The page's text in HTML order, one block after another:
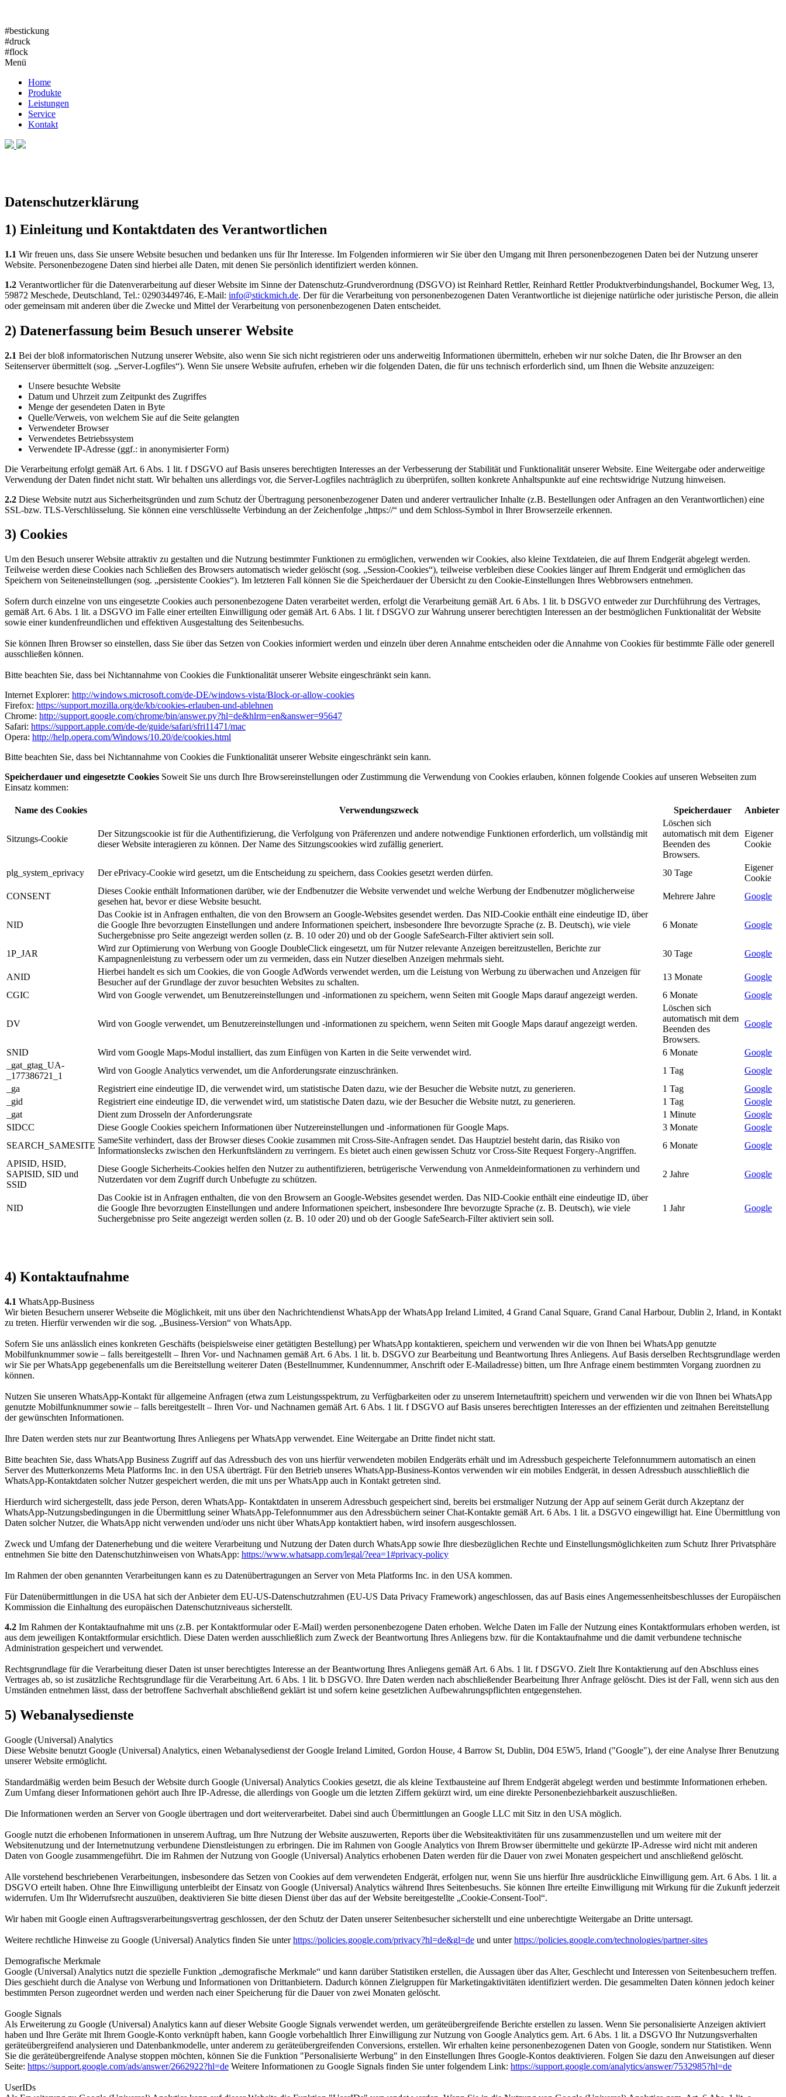
#bestickung
#druck
#flock
Menü
Home
Produkte
Leistungen
Service
Kontakt
Datenschutz­erklärung
1) Einleitung und Kontaktdaten des Verantwortlichen
1.1 Wir freuen uns, dass Sie unsere Website besuchen und bedanken uns für Ihr Interesse. Im Folgenden informieren wir Sie über den Umgang mit Ihren personenbezogenen Daten bei der Nutzung unserer
Website. Personenbezogene Daten sind hierbei alle Daten, mit denen Sie persönlich identifiziert werden können.
1.2 Verantwortlicher für die Datenverarbeitung auf dieser Website im Sinne der Datenschutz-Grundverordnung (DSGVO) ist Reinhard Rettler, Reinhard Rettler Produktverbindungshandel, Bockumer Weg, 13,
59872 Meschede, Deutschland, Tel.: 02903449746, E-Mail: info@stickmich.de. Der für die Verarbeitung von personenbezogenen Daten Verantwortliche ist diejenige natürliche oder juristische Person, die allein
oder gemeinsam mit anderen über die Zwecke und Mittel der Verarbeitung von personenbezogenen Daten entscheidet.
2) Datenerfassung beim Besuch unserer Website
2.1 Bei der bloß informatorischen Nutzung unserer Website, also wenn Sie sich nicht registrieren oder uns anderweitig Informationen übermitteln, erheben wir nur solche Daten, die Ihr Browser an den
Seitenserver übermittelt (sog. „Server-Logfiles“). Wenn Sie unsere Website aufrufen, erheben wir die folgenden Daten, die für uns technisch erforderlich sind, um Ihnen die Website anzuzeigen:
Unsere besuchte Website
Datum und Uhrzeit zum Zeitpunkt des Zugriffes
Menge der gesendeten Daten in Byte
Quelle/Verweis, von welchem Sie auf die Seite gelangten
Verwendeter Browser
Verwendetes Betriebssystem
Verwendete IP-Adresse (ggf.: in anonymisierter Form)
Die Verarbeitung erfolgt gemäß Art. 6 Abs. 1 lit. f DSGVO auf Basis unseres berechtigten Interesses an der Verbesserung der Stabilität und Funktionalität unserer Website. Eine Weitergabe oder anderweitige
Verwendung der Daten findet nicht statt. Wir behalten uns allerdings vor, die Server-Logfiles nachträglich zu überprüfen, sollten konkrete Anhaltspunkte auf eine rechtswidrige Nutzung hinweisen.
2.2 Diese Website nutzt aus Sicherheitsgründen und zum Schutz der Übertragung personenbezogener Daten und anderer vertraulicher Inhalte (z.B. Bestellungen oder Anfragen an den Verantwortlichen) eine
SSL-bzw. TLS-Verschlüsselung. Sie können eine verschlüsselte Verbindung an der Zeichenfolge „https://“ und dem Schloss-Symbol in Ihrer Browserzeile erkennen.
3) Cookies
Um den Besuch unserer Website attraktiv zu gestalten und die Nutzung bestimmter Funktionen zu ermöglichen, verwenden wir Cookies, also kleine Textdateien, die auf Ihrem Endgerät abgelegt werden.
Teilweise werden diese Cookies nach Schließen des Browsers automatisch wieder gelöscht (sog. „Session-Cookies“), teilweise verbleiben diese Cookies länger auf Ihrem Endgerät und ermöglichen das
Speichern von Seiteneinstellungen (sog. „persistente Cookies“). Im letzteren Fall können Sie die Speicherdauer der Übersicht zu den Cookie-Einstellungen Ihres Webbrowsers entnehmen.
Sofern durch einzelne von uns eingesetzte Cookies auch personenbezogene Daten verarbeitet werden, erfolgt die Verarbeitung gemäß Art. 6 Abs. 1 lit. b DSGVO entweder zur Durchführung des Vertrages,
gemäß Art. 6 Abs. 1 lit. a DSGVO im Falle einer erteilten Einwilligung oder gemäß Art. 6 Abs. 1 lit. f DSGVO zur Wahrung unserer berechtigten Interessen an der bestmöglichen Funktionalität der Website
sowie einer kundenfreundlichen und effektiven Ausgestaltung des Seitenbesuchs.
Sie können Ihren Browser so einstellen, dass Sie über das Setzen von Cookies informiert werden und einzeln über deren Annahme entscheiden oder die Annahme von Cookies für bestimmte Fälle oder generell
ausschließen können.
Bitte beachten Sie, dass bei Nichtannahme von Cookies die Funktionalität unserer Website eingeschränkt sein kann.
Internet Explorer: http://windows.microsoft.com/de-DE/windows-vista/Block-or-allow-cookies
Firefox: https://support.mozilla.org/de/kb/cookies-erlauben-und-ablehnen
Chrome: http://support.google.com/chrome/bin/answer.py?hl=de&hlrm=en&answer=95647
Safari: https://support.apple.com/de-de/guide/safari/sfri11471/mac
Opera: http://help.opera.com/Windows/10.20/de/cookies.html
Bitte beachten Sie, dass bei Nichtannahme von Cookies die Funktionalität unserer Website eingeschränkt sein kann.
Speicherdauer und eingesetzte Cookies Soweit Sie uns durch Ihre Browsereinstellungen oder Zustimmung die Verwendung von Cookies erlauben, können folgende Cookies auf unseren Webseiten zum
Einsatz kommen:
Name des Cookies Verwendungs­zweck Speicherdauer Anbieter
Sitzungs-Cookie
Der Sitzungscookie ist für die Authentifizierung, die Verfolgung von Präferenzen und andere notwendige Funktionen erforderlich, um vollständig mit
dieser Website interagieren zu können. Der Name des Sitzungscookies wird zufällig generiert.
Löschen sich
automatisch mit dem
Beenden des
Browsers.
Eigener
Cookie
plg_system­_eprivacy Der ePrivacy-Cookie wird gesetzt, um die Entscheidung zu speichern, dass Cookies gesetzt werden dürfen. 30 Tage
Eigener
Cookie
CONSENT
Dieses Cookie enthält Informationen darüber, wie der Endbenutzer die Website verwendet und welche Werbung der Endbenutzer möglicherweise
gesehen hat, bevor er diese Website besucht.
Mehrere Jahre Google
NID
Das Cookie ist in Anfragen enthalten, die von den Browsern an Google-Websites gesendet werden. Das NID-Cookie enthält eine eindeutige ID, über
die Google Ihre bevorzugten Einstellungen und andere Informationen speichert, insbesondere Ihre bevorzugte Sprache (z. B. Deutsch), wie viele
Suchergebnisse pro Seite angezeigt werden sollen (z. B. 10 oder 20) und ob der Google SafeSearch-Filter aktiviert sein soll.
6 Monate Google
1P_JAR
Wird zur Optimierung von Werbung von Google DoubleClick eingesetzt, um für Nutzer relevante Anzeigen bereitzustellen, Berichte zur
Kampagnenleistung zu verbessern oder um zu vermeiden, dass ein Nutzer dieselben Anzeigen mehrmals sieht.
30 Tage Google
ANID
Hierbei handelt es sich um Cookies, die von Google AdWords verwendet werden, um die Leistung von Werbung zu überwachen und Anzeigen für
Besucher auf der Grundlage der zuvor besuchten Websites zu schalten.
13 Monate
Google
CGIC
Wird von Google verwendet, um Benutzer­einstellungen und -informationen zu speichern, wenn Seiten mit Google Maps darauf angezeigt werden. 6 Monate Google
DV Wird von Google verwendet, um Benutzer­einstellungen und -informationen zu speichern, wenn Seiten mit Google Maps darauf angezeigt werden.
Löschen sich
automatisch mit dem
Beenden des
Browsers.
Google
SNID Wird vom Google Maps-Modul installiert, das zum Einfügen von Karten in die Seite verwendet wird. 6 Monate
Google
_gat_gtag_UA­
_177386721_1
Wird von Google Analytics verwendet, um die Anforderungsrate einzuschränken. 1 Tag
Google
_ga
Registriert eine eindeutige ID, die verwendet wird, um statistische Daten dazu, wie der Besucher die Website nutzt, zu generieren. 1 Tag
Google
_gid
Registriert eine eindeutige ID, die verwendet wird, um statistische Daten dazu, wie der Besucher die Website nutzt, zu generieren. 1 Tag
Google
_gat
Dient zum Drosseln der Anforderungsrate 1 Minute
Google
SIDCC
Diese Google Cookies speichern Informationen über Nutzereinstellungen und -informationen für Google Maps. 3 Monate
Google
SEARCH_SAMESITE
SameSite verhindert, dass der Browser dieses Cookie zusammen mit Cross-Site-Anfragen sendet. Das Hauptziel besteht darin, das Risiko von
Informationslecks zwischen den Herkunftsländern zu verringern. Es bietet auch einen gewissen Schutz vor Cross-Site Request Forgery-Angriffen.
6 Monate
Google
APISID, HSID,
SAPISID, SID und
SSID
Diese Google Sicherheits-Cookies helfen den Nutzer zu authentifizieren, betrügerische Verwendung von Anmeldeinformationen zu verhindern und
Nutzerdaten vor dem Zugriff durch Unbefugte zu schützen.
2 Jahre Google
NID
Das Cookie ist in Anfragen enthalten, die von den Browsern an Google-Websites gesendet werden. Das NID-Cookie enthält eine eindeutige ID, über
die Google Ihre bevorzugten Einstellungen und andere Informationen speichert, insbesondere Ihre bevorzugte Sprache (z. B. Deutsch), wie viele
Suchergebnisse pro Seite angezeigt werden sollen (z. B. 10 oder 20) und ob der Google SafeSearch-Filter aktiviert sein soll.
1 Jahr Google
4) Kontaktaufnahme
4.1 WhatsApp-Business
Wir bieten Besuchern unserer Webseite die Möglichkeit, mit uns über den Nachrichtendienst WhatsApp der WhatsApp Ireland Limited, 4 Grand Canal Square, Grand Canal Harbour, Dublin 2, Irland, in Kontakt
zu treten. Hierfür verwenden wir die sog. „Business-Version“ von WhatsApp.
Sofern Sie uns anlässlich eines konkreten Geschäfts (beispielsweise einer getätigten Bestellung) per WhatsApp kontaktieren, speichern und verwenden wir die von Ihnen bei WhatsApp genutzte
Mobilfunknummer sowie – falls bereitgestellt – Ihren Vor- und Nachnamen gemäß Art. 6 Abs. 1 lit. b. DSGVO zur Bearbeitung und Beantwortung Ihres Anliegens. Auf Basis derselben Rechtsgrundlage werden
wir Sie per WhatsApp gegebenenfalls um die Bereitstellung weiterer Daten (Bestellnummer, Kundennummer, Anschrift oder E-Mailadresse) bitten, um Ihre Anfrage einem bestimmten Vorgang zuordnen zu
können.
Nutzen Sie unseren WhatsApp-Kontakt für allgemeine Anfragen (etwa zum Leistungsspektrum, zu Verfügbarkeiten oder zu unserem Internetauftritt) speichern und verwenden wir die von Ihnen bei WhatsApp
genutzte Mobilfunknummer sowie – falls bereitgestellt – Ihren Vor- und Nachnamen gemäß Art. 6 Abs. 1 lit. f DSGVO auf Basis unseres berechtigten Interesses an der effizienten und zeitnahen Bereitstellung
der gewünschten Informationen.
Ihre Daten werden stets nur zur Beantwortung Ihres Anliegens per WhatsApp verwendet. Eine Weitergabe an Dritte findet nicht statt.
Bitte beachten Sie, dass WhatsApp Business Zugriff auf das Adressbuch des von uns hierfür verwendeten mobilen Endgeräts erhält und im Adressbuch gespeicherte Telefonnummern automatisch an einen
Server des Mutterkonzerns Meta Platforms Inc. in den USA überträgt. Für den Betrieb unseres WhatsApp-Business-Kontos verwenden wir ein mobiles Endgerät, in dessen Adressbuch ausschließlich die
WhatsApp-Kontaktdaten solcher Nutzer gespeichert werden, die mit uns per WhatsApp auch in Kontakt getreten sind.
Hierdurch wird sichergestellt, dass jede Person, deren WhatsApp- Kontaktdaten in unserem Adressbuch gespeichert sind, bereits bei erstmaliger Nutzung der App auf seinem Gerät durch Akzeptanz der
WhatsApp-Nutzungsbedingungen in die Übermittlung seiner WhatsApp-Telefonnummer aus den Adressbüchern seiner Chat-Kontakte gemäß Art. 6 Abs. 1 lit. a DSGVO eingewilligt hat. Eine Übermittlung von
Daten solcher Nutzer, die WhatsApp nicht verwenden und/oder uns nicht über WhatsApp kontaktiert haben, wird insofern ausgeschlossen.
Zweck und Umfang der Datenerhebung und die weitere Verarbeitung und Nutzung der Daten durch WhatsApp sowie Ihre diesbezüglichen Rechte und Einstellungsmöglichkeiten zum Schutz Ihrer Privatsphäre
entnehmen Sie bitte den Datenschutzhinweisen von WhatsApp: https://www.whatsapp.com/legal/?eea=1#privacy-policy
Im Rahmen der oben genannten Verarbeitungen kann es zu Datenübertragungen an Server von Meta Platforms Inc. in den USA kommen.
Für Datenübermittlungen in die USA hat sich der Anbieter dem EU-US-Datenschutzrahmen (EU-US Data Privacy Framework) angeschlossen, das auf Basis eines Angemessenheitsbeschlusses der Europäischen
Kommission die Einhaltung des europäischen Datenschutzniveaus sicherstellt.
4.2 Im Rahmen der Kontaktaufnahme mit uns (z.B. per Kontaktformular oder E-Mail) werden personenbezogene Daten erhoben. Welche Daten im Falle der Nutzung eines Kontaktformulars erhoben werden, ist
aus dem jeweiligen Kontaktformular ersichtlich. Diese Daten werden ausschließlich zum Zweck der Beantwortung Ihres Anliegens bzw. für die Kontaktaufnahme und die damit verbundene technische
Administration gespeichert und verwendet.
Rechtsgrundlage für die Verarbeitung dieser Daten ist unser berechtigtes Interesse an der Beantwortung Ihres Anliegens gemäß Art. 6 Abs. 1 lit. f DSGVO. Zielt Ihre Kontaktierung auf den Abschluss eines
Vertrages ab, so ist zusätzliche Rechtsgrundlage für die Verarbeitung Art. 6 Abs. 1 lit. b DSGVO. Ihre Daten werden nach abschließender Bearbeitung Ihrer Anfrage gelöscht. Dies ist der Fall, wenn sich aus den
Umständen entnehmen lässt, dass der betroffene Sachverhalt abschließend geklärt ist und sofern keine gesetzlichen Aufbewahrungspflichten entgegenstehen.
5) Webanalysedienste
Google (Universal) Analytics
Diese Website benutzt Google (Universal) Analytics, einen Webanalysedienst der Google Ireland Limited, Gordon House, 4 Barrow St, Dublin, D04 E5W5, Irland ("Google"), der eine Analyse Ihrer Benutzung
unserer Website ermöglicht.
Standardmäßig werden beim Besuch der Website durch Google (Universal) Analytics Cookies gesetzt, die als kleine Textbausteine auf Ihrem Endgerät abgelegt werden und bestimmte Informationen erheben.
Zum Umfang dieser Informationen gehört auch Ihre IP-Adresse, die allerdings von Google um die letzten Ziffern gekürzt wird, um eine direkte Personenbeziehbarkeit auszuschließen.
Die Informationen werden an Server von Google übertragen und dort weiterverarbeitet. Dabei sind auch Übermittlungen an Google LLC mit Sitz in den USA möglich.
Google nutzt die erhobenen Informationen in unserem Auftrag, um Ihre Nutzung der Website auszuwerten, Reports über die Websiteaktivitäten für uns zusammenzustellen und um weitere mit der
Websitenutzung und der Internetnutzung verbundene Dienstleistungen zu erbringen. Die im Rahmen von Google Analytics von Ihrem Browser übermittelte und gekürzte IP-Adresse wird nicht mit anderen
Daten von Google zusammengeführt. Die im Rahmen der Nutzung von Google (Universal) Analytics erhobenen Daten werden für die Dauer von zwei Monaten gespeichert und anschließend gelöscht.
Alle vorstehend beschriebenen Verarbeitungen, insbesondere das Setzen von Cookies auf dem verwendeten Endgerät, erfolgen nur, wenn Sie uns hierfür Ihre ausdrückliche Einwilligung gem. Art. 6 Abs. 1 lit. a
DSGVO erteilt haben. Ohne Ihre Einwilligung unterbleibt der Einsatz von Google (Universal) Analytics während Ihres Seitenbesuchs. Sie können Ihre erteilte Einwilligung mit Wirkung für die Zukunft jederzeit
widerrufen. Um Ihr Widerrufsrecht auszuüben, deaktivieren Sie bitte diesen Dienst über das auf der Website bereitgestellte „Cookie-Consent-Tool“.
Wir haben mit Google einen Auftragsverarbeitungsvertrag geschlossen, der den Schutz der Daten unserer Seitenbesucher sicherstellt und eine unberechtigte Weitergabe an Dritte untersagt.
Weitere rechtliche Hinweise zu Google (Universal) Analytics finden Sie unterhttps://policies.google.com/privacy?hl=de&gl=de und unterhttps://policies.google.com/technologies/partner-sites
Demografische Merkmale
Google (Universal) Analytics nutzt die spezielle Funktion „demografische Merkmale“ und kann darüber Statistiken erstellen, die Aussagen über das Alter, Geschlecht und Interessen von Seitenbesuchern treffen.
Dies geschieht durch die Analyse von Werbung und Informationen von Drittanbietern. Dadurch können Zielgruppen für Marketingaktivitäten identifiziert werden. Die gesammelten Daten können jedoch keiner
bestimmten Person zugeordnet werden und werden nach einer Speicherung für die Dauer von zwei Monaten gelöscht.
Google Signals
Als Erweiterung zu Google (Universal) Analytics kann auf dieser Website Google Signals verwendet werden, um geräteübergreifende Berichte erstellen zu lassen. Wenn Sie personalisierte Anzeigen aktiviert
haben und Ihre Geräte mit Ihrem Google-Konto verknüpft haben, kann Google vorbehaltlich Ihrer Einwilligung zur Nutzung von Google Analytics gem. Art. 6 Abs. 1 lit. a DSGVO Ihr Nutzungsverhalten
geräteübergreifend analysieren und Datenbankmodelle, unter anderem zu geräteübergreifenden Conversions, erstellen. Wir erhalten keine personenbezogenen Daten von Google, sondern nur Statistiken. Wenn
Sie die geräteübergreifende Analyse stoppen möchten, können Sie die Funktion "Personalisierte Werbung" in den Einstellungen Ihres Google-Kontos deaktivieren. Folgen Sie dazu den Anweisungen auf dieser
Seite: https://support.google.com/ads/answer/2662922?hl=de Weitere Informationen zu Google Signals finden Sie unter folgendem Link: https://support.google.com/analytics/answer/7532985?hl=de
UserIDs